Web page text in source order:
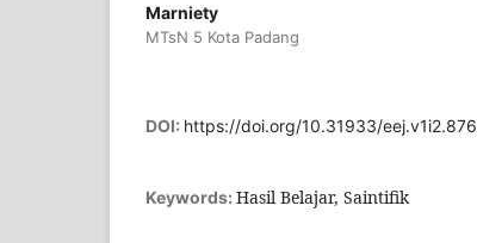
Marniety
MTsN 5 Kota Padang
DOI: https://doi.org/10.31933/eej.v1i2.876
Keywords: Hasil Belajar, Saintifik